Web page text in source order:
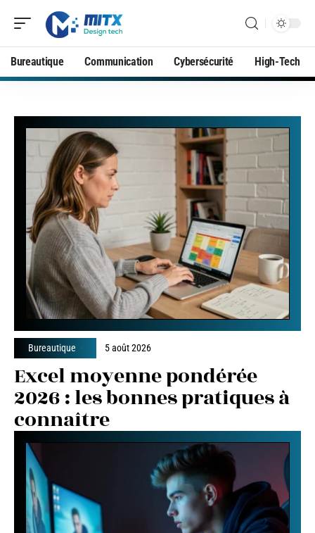
Bureautique Communication Cybersécurité High-Tech
Bureautique 5 août 2026
Excel moyenne pondérée
2026 : les bonnes pratiques à
connaître